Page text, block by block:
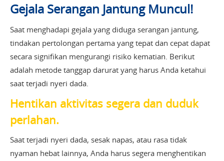
Gejala Serangan Jantung Muncul!
Saat menghadapi gejala yang diduga serangan jantung,
tindakan pertolongan pertama yang tepat dan cepat dapat
secara signifikan mengurangi risiko kematian. Berikut
adalah metode tanggap darurat yang harus Anda ketahui
saat terjadi nyeri dada.
Hentikan aktivitas segera dan duduk
perlahan.
Saat terjadi nyeri dada, sesak napas, atau rasa tidak
nyaman hebat lainnya, Anda harus segera menghentikan